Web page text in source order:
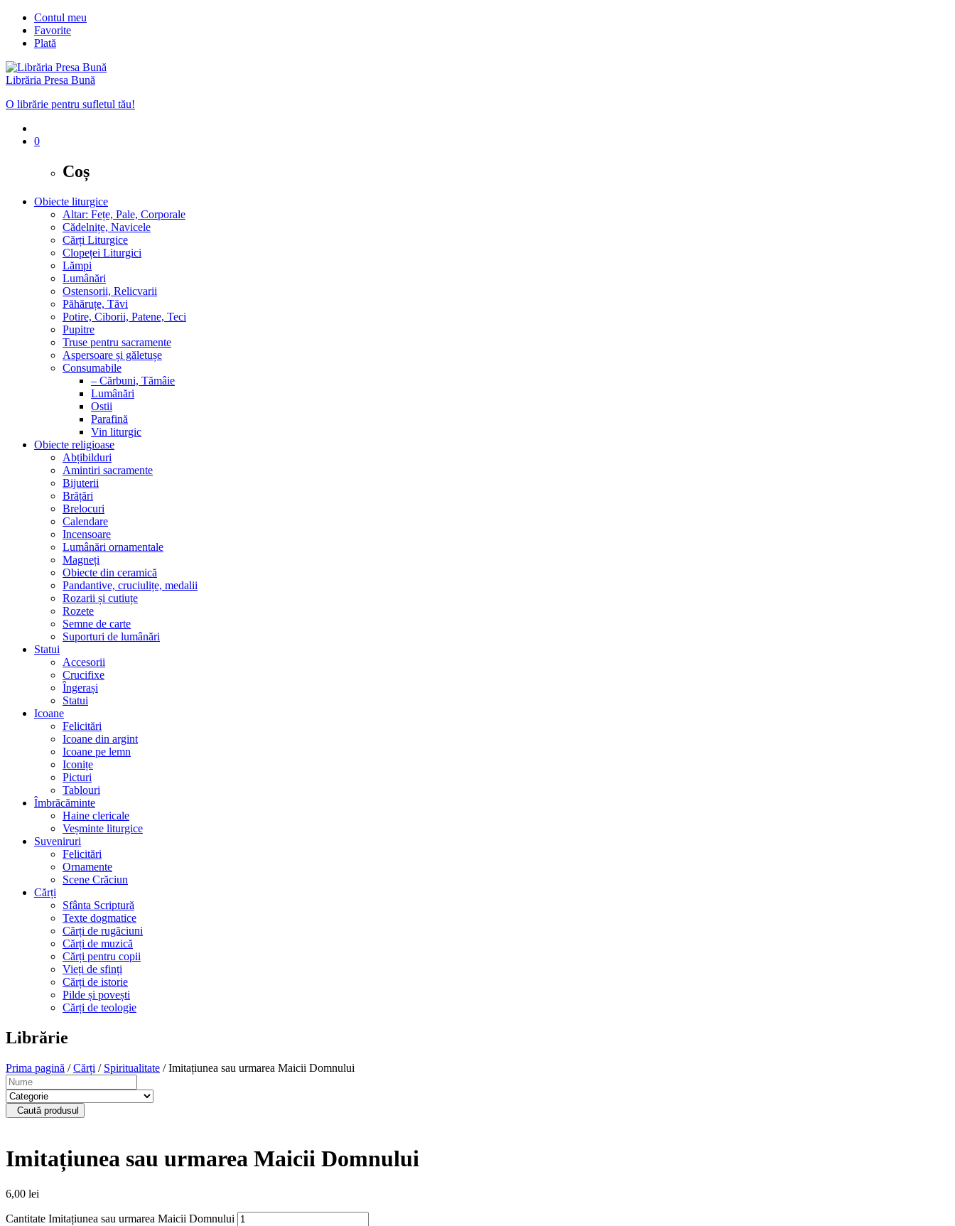
Contul meu
Favorite
Plată
Librăria Presa Bună
O librărie pentru sufletul tău!
0
Coș
Obiecte liturgice
Altar: Fețe, Pale, Corporale
Cădelnițe, Navicele
Cărți Liturgice
Clopeței Liturgici
Lămpi
Lumânări
Ostensorii, Relicvarii
Păhăruțe, Tăvi
Potire, Ciborii, Patene, Teci
Pupitre
Truse pentru sacramente
Aspersoare și găletușe
Consumabile
– Cărbuni, Tămâie
Lumânări
Ostii
Parafină
Vin liturgic
Obiecte religioase
Abțibilduri
Amintiri sacramente
Bijuterii
Brățări
Brelocuri
Calendare
Incensoare
Lumânări ornamentale
Magneți
Obiecte din ceramică
Pandantive, cruciulițe, medalii
Rozarii și cutiuțe
Rozete
Semne de carte
Suporturi de lumânări
Statui
Accesorii
Crucifixe
Îngerași
Statui
Icoane
Felicitări
Icoane din argint
Icoane pe lemn
Iconițe
Picturi
Tablouri
Îmbrăcăminte
Haine clericale
Veșminte liturgice
Suveniruri
Felicitări
Ornamente
Scene Crăciun
Cărți
Sfânta Scriptură
Texte dogmatice
Cărți de rugăciuni
Cărți de muzică
Cărți pentru copii
Vieți de sfinți
Cărți de istorie
Pilde și povești
Cărți de teologie
Librărie
Prima pagină /Cărți / Spiritualitate / Imitațiunea sau urmarea Maicii Domnului
Caută produsul
Imitațiunea sau urmarea Maicii Domnului
6,00 lei
Cantitate Imitațiunea sau urmarea Maicii Domnului